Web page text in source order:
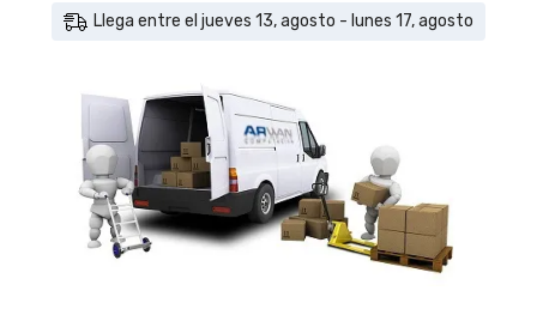
Llega entre el jueves 13, agosto - lunes 17, agosto